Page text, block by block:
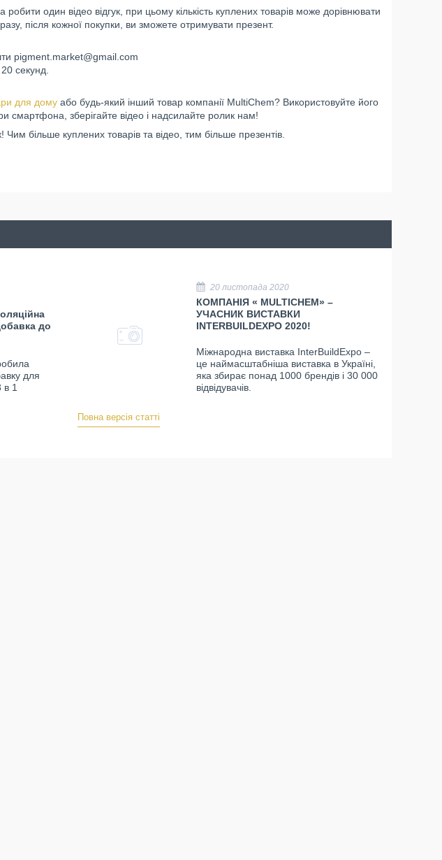
один відео відгук, при цьому кількість куплених товарів може дорівнювати
після кожної покупки, ви зможете отримувати презент.
pigment.market@gmail.com
секунд.
для дому або будь-який інший товар компанії MultiChem? Використовуйте його
зберігайте відео і надсилайте ролик нам!
більше куплених товарів та відео, тим більше презентів.
до
для
в 1
20 листопада 2020
КОМПАНІЯ « MULTICHEM» –
УЧАСНИК ВИСТАВКИ
INTERBUILDEXPO 2020!
Міжнародна виставка InterBuildExpo –
це наймасштабніша виставка в Україні,
яка збирає понад 1000 брендів і 30 000
відвідувачів.
Повна версія статті